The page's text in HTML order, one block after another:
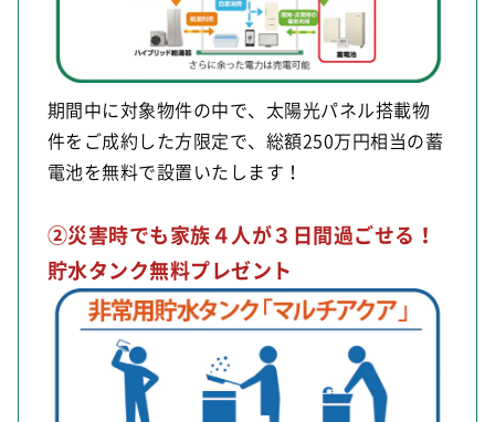
期間中に対象物件の中で、太陽光パネル搭載物
件をご成約した方限定で、総額250万円相当の蓄
電池を無料で設置いたします！
②災害時でも家族４人が３日間過ごせる！
貯水タンク無料プレゼント